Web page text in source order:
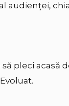
audienței,
pleci acasă